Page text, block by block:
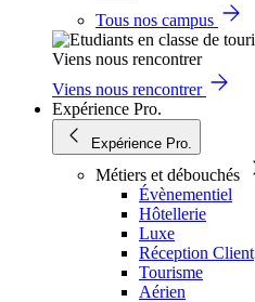
Tous nos campus
Viens nous rencontrer
Viens nous rencontrer
Expérience Pro.
Expérience Pro.
Métiers et débouchés
Évènementiel
Hôtellerie
Luxe
Réception Client
Tourisme
Aérien